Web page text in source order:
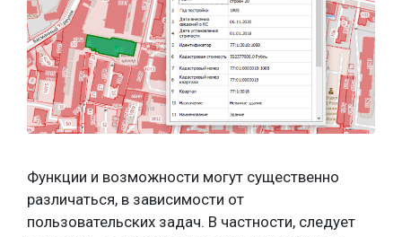
Функции и возможности могут существенно
различаться, в зависимости от
пользовательских задач. В частности, следует